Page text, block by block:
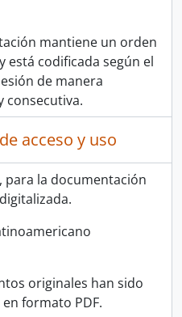
mantiene un orden
está codificada según el
de manera
consecutiva.
acceso y uso
para la documentación
originales han sido
formato PDF.